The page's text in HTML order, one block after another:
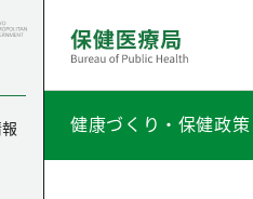
ップ
健康づくり・保健政策